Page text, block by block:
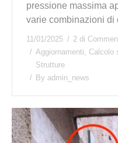
pressione massima
varie combinazioni di
11/01/2025
2 di
Aggiornamenti, Calcolo
Strutture
By admin_news